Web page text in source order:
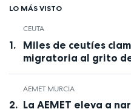
LO MÁS VISTO
CEUTA
Miles de ceutíes
migratoria al grito
AEMET MURCIA
La AEMET eleva a